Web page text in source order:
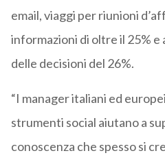
email, viaggi per riunioni
informazioni di oltre il 25%
delle decisioni del 26%.
“I manager italiani ed
strumenti social aiutano a
conoscenza che spesso si